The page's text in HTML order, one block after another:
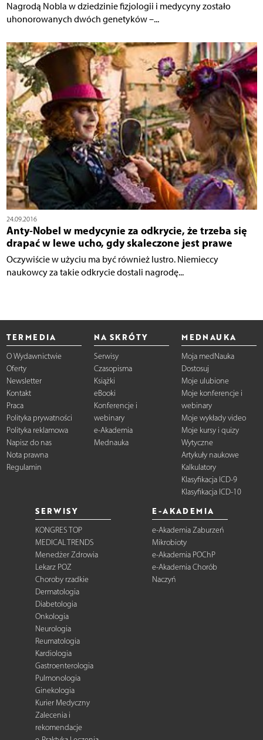
Nagrodą Nobla w dziedzinie fizjologii i medycyny zostało
uhonorowanych dwóch genetyków –...
24.09.2016
Anty-Nobel w medycynie za odkrycie, że trzeba się
drapać w lewe ucho, gdy skaleczone jest prawe
Oczywiście w użyciu ma być również lustro. Niemieccy
naukowcy za takie odkrycie dostali nagrodę...
TERMEDIA
O Wydawnictwie
Oferty
Newsletter
Kontakt
Praca
Polityka prywatności
Polityka reklamowa
Napisz do nas
Nota prawna
Regulamin
NA SKRÓTY
Serwisy
Czasopisma
Książki
eBooki
Konferencje i
webinary
e-Akademia
Mednauka
MEDNAUKA
Moja medNauka
Dostosuj
Moje ulubione
Moje konferencje i
webinary
Moje wykłady video
Moje kursy i quizy
Wytyczne
Artykuły naukowe
Kalkulatory
Klasyfikacja ICD-9
Klasyfikacja ICD-10
SERWISY
KONGRES TOP
MEDICAL TRENDS
Menedżer Zdrowia
Lekarz POZ
Choroby rzadkie
Dermatologia
Diabetologia
Onkologia
Neurologia
Reumatologia
Kardiologia
Gastroenterologia
Pulmonologia
Ginekologia
Kurier Medyczny
Zalecenia i
rekomendacje
E-AKADEMIA
e-Akademia Zaburzeń
Mikrobioty
e-Akademia POChP
e-Akademia Chorób
Naczyń